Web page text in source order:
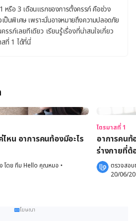
หรือ 3 เดือนแรกของการตั้งครรภ์ คือช่วง
เป็นพิเศษ เพราะนั่นอาจหมายถึงความปลอดภัย
รภ์เลยทีเดียว เรียนรู้เรื่องที่น่าสนใจเกี่ยว
ที่ 1 ได้ที่นี่
หน อาการคนท้องมีอะไร
โดย ทีม Hello คุณหมอ •
ไตรมาสที่ 1
อาการคน
ร่างกายที่
ตรวจสอ
20/06/
โฆษณา